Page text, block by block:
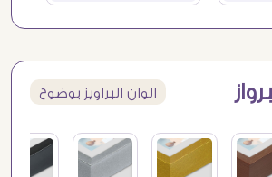
الوان البراويز بوضوح